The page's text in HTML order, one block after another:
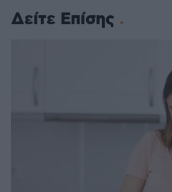
Δείτε Επίσης